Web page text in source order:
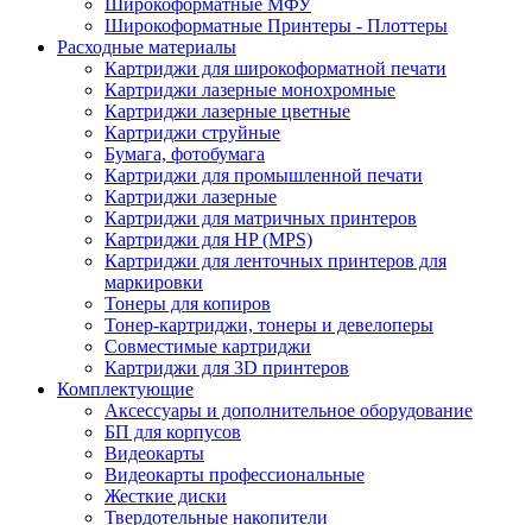
Широкоформатные МФУ
Широкоформатные Принтеры - Плоттеры
Расходные материалы
Картриджи для широкоформатной печати
Картриджи лазерные монохромные
Картриджи лазерные цветные
Картриджи струйные
Бумага, фотобумага
Картриджи для промышленной печати
Картриджи лазерные
Картриджи для матричных принтеров
Картриджи для HP (MPS)
Картриджи для ленточных принтеров для
маркировки
Тонеры для копиров
Тонер-картриджи, тонеры и девелоперы
Совместимые картриджи
Картриджи для 3D принтеров
Комплектующие
Аксессуары и дополнительное оборудование
БП для корпусов
Видеокарты
Видеокарты профессиональные
Жесткие диски
Твердотельные накопители